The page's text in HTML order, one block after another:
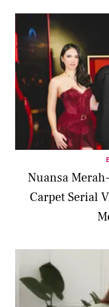
Nuansa
Carpet Serial